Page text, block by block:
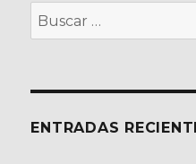
Buscar
por:
ENTRADAS